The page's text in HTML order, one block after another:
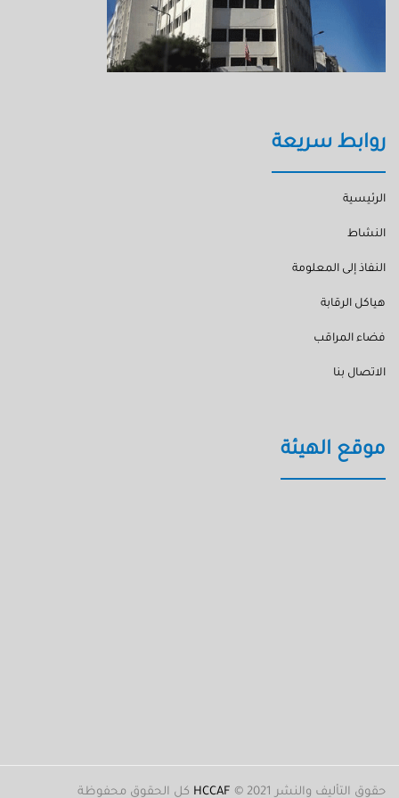
روابط سريعة
الرئيسية
النشاط
النفاذ إلى المعلومة
هياكل الرقابة
فضاء المراقب
الاتصال بنا
موقع الهيئة
حقوق التأليف والنشر 2021 © HCCAF كل الحقوق محفوظة